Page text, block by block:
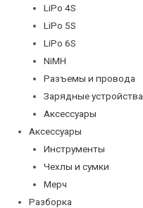
LiPo 4S
LiPo 5S
LiPo 6S
NiMH
Разъемы и провода
Зарядные устройства
Аксессуары
Аксессуары
Инструменты
Чехлы и сумки
Мерч
Разборка